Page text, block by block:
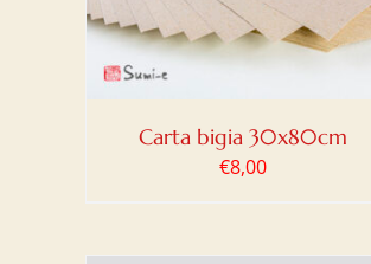
Carta bigia 30x80cm
€8,00